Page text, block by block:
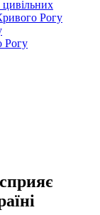
цивільних
Рогу
Рогу